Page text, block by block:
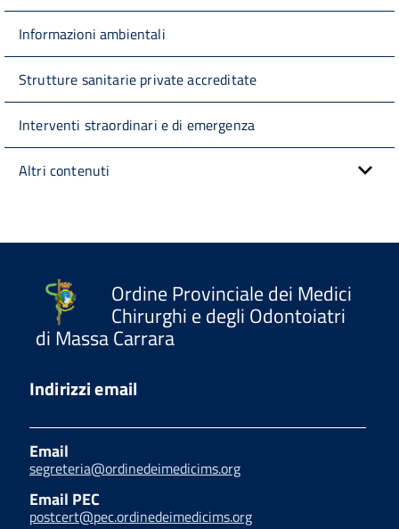
Informazioni ambientali
Strutture sanitarie private accreditate
Interventi straordinari e di emergenza
Altri contenuti
Ordine Provinciale dei Medici
Chirurghi e degli Odontoiatri
di Massa Carrara
Indirizzi email
Email
segreteria@ordinedeimedicims.org
Email PEC
postcert@pec.ordinedeimedicims.org